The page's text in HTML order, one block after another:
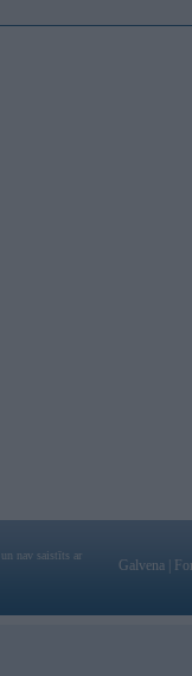
nav saistīts ar
Galvena